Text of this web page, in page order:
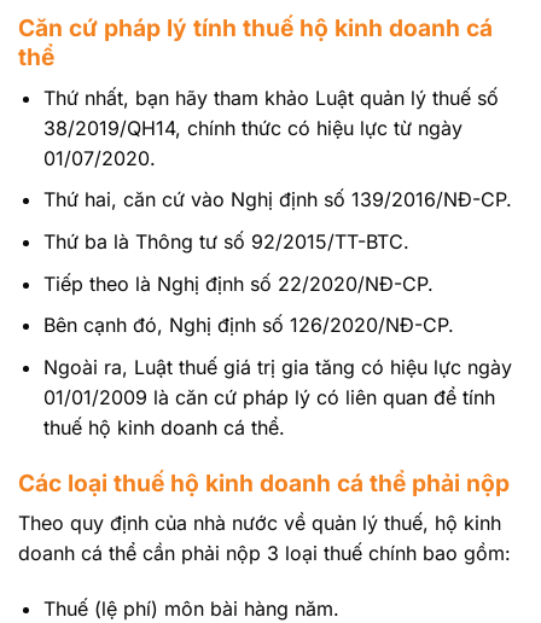
Căn cứ pháp lý tính thuế hộ kinh doanh cá
thể
Thứ nhất, bạn hãy tham khảo Luật quản lý thuế số
38/2019/QH14, chính thức có hiệu lực từ ngày
01/07/2020.
Thứ hai, căn cứ vào Nghị định số 139/2016/NĐ-CP.
Thứ ba là Thông tư số 92/2015/TT-BTC.
Tiếp theo là Nghị định số 22/2020/NĐ-CP.
Bên cạnh đó, Nghị định số 126/2020/NĐ-CP.
Ngoài ra, Luật thuế giá trị gia tăng có hiệu lực ngày
01/01/2009 là căn cứ pháp lý có liên quan để tính
thuế hộ kinh doanh cá thể.
Các loại thuế hộ kinh doanh cá thể phải nộp
Theo quy định của nhà nước về quản lý thuế, hộ kinh
doanh cá thể cần phải nộp 3 loại thuế chính bao gồm:
Thuế (lệ phí) môn bài hàng năm.